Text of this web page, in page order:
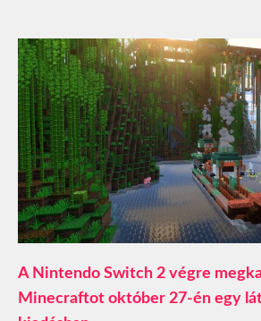
A Nintendo Switch 2 végre
Minecraftot október 27-én egy